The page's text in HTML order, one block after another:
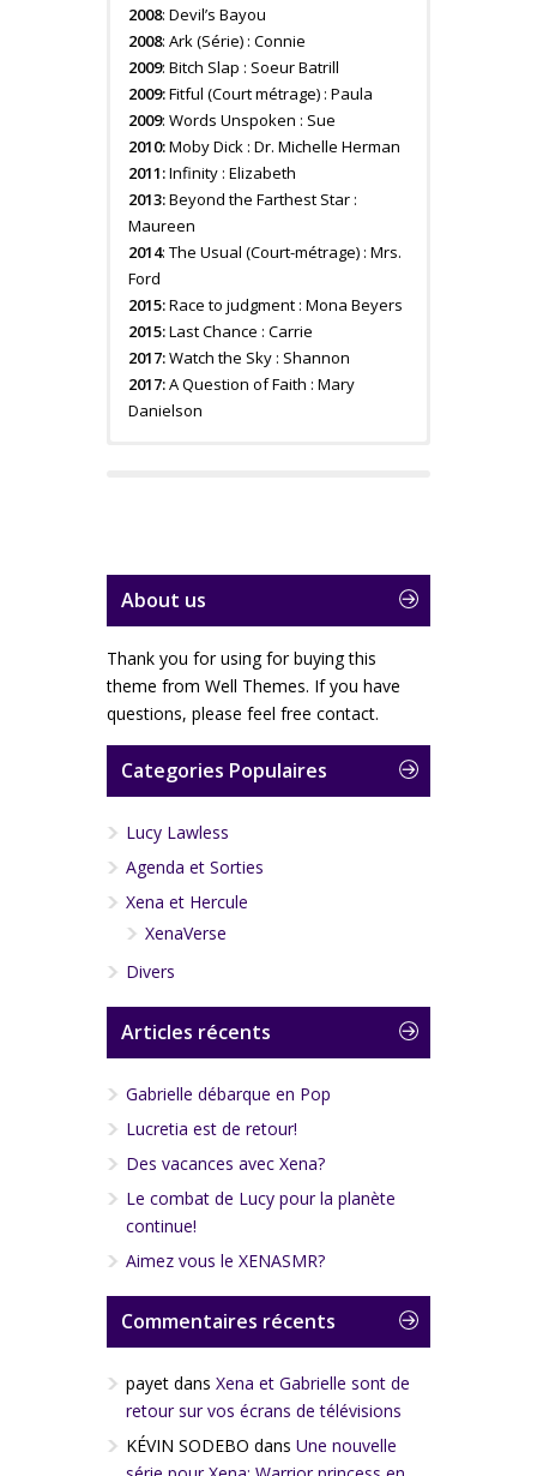
2008: Devil’s Bayou
2008: Ark (Série) : Connie
2009: Bitch Slap : Soeur Batrill
2009:Fitful (Court métrage) : Paula
2009: Words Unspoken : Sue
2010:Moby Dick : Dr. Michelle Herman
2011:Infinity : Elizabeth
2013:Beyond the Farthest Star :
Maureen
2014: The Usual (Court-métrage) : Mrs.
Ford
2015:Race to judgment : Mona Beyers
2015:Last Chance : Carrie
2017:Watch the Sky : Shannon
2017:A Question of Faith : Mary
Danielson
Productrice
2008: Diamonds and Guns :
producteur executif / producteur
métrage) : producteur executif /
producteur
2013: Stranded from an Island (Court-
métrage) : producteur executif
producteur executif
2015: Last Chance : producteur
executif
Directrice
1999-2001:Xena, la guerrière (Série
TV) : 2 épisodes
2008: Diamonds and Guns : co-
directeur
About us
Thank you for using for buying this
theme from Well Themes. If you have
questions, please feel free contact.
Categories Populaires
Lucy Lawless
Agenda et Sorties
Xena et Hercule
XenaVerse
Divers
Articles récents
Gabrielle débarque en Pop
Lucretia est de retour!
Des vacances avec Xena?
Le combat de Lucy pour la planète
continue!
Aimez vous le XENASMR?
Commentaires récents
payet dans Xena et Gabrielle sont de
retour sur vos écrans de télévisions
KÉVIN SODEBO dans Une nouvelle